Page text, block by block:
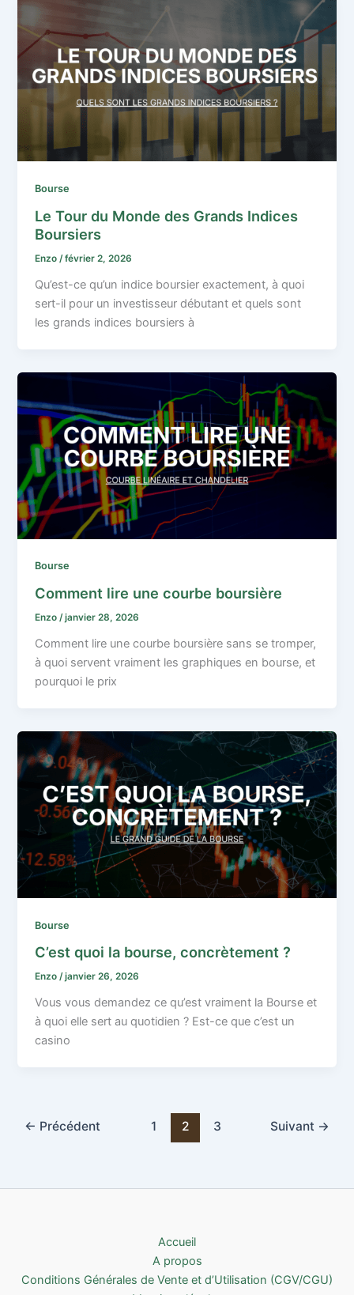
Bourse
Le Tour du Monde des Grands Indices
Boursiers
Enzo/février 2, 2026
Qu’est-ce qu’un indice boursier exactement, à quoi
sert-il pour un investisseur débutant et quels sont
les grands indices boursiers à
Bourse
Comment lire une courbe boursière
Enzo/janvier 28, 2026
Comment lire une courbe boursière sans se tromper,
à quoi servent vraiment les graphiques en bourse, et
pourquoi le prix
Bourse
C’est quoi la bourse, concrètement ?
Enzo/janvier 26, 2026
Vous vous demandez ce qu’est vraiment la Bourse et
à quoi elle sert au quotidien ? Est-ce que c’est un
casino
← Précédent 1 2 3 Suivant →
Accueil
A propos
Conditions Générales de Vente et d’Utilisation (CGV/CGU)